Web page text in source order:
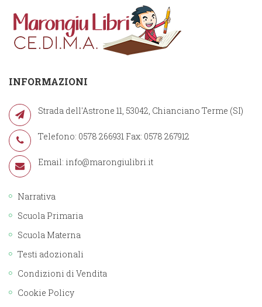
INFORMAZIONI
Strada dell'Astrone 11, 53042, Chianciano Terme (SI)
Telefono: 0578 266931 Fax: 0578 267912
Email: info@marongiulibri.it
Narrativa
Scuola Primaria
Scuola Materna
Testi adozionali
Condizioni di Vendita
Cookie Policy